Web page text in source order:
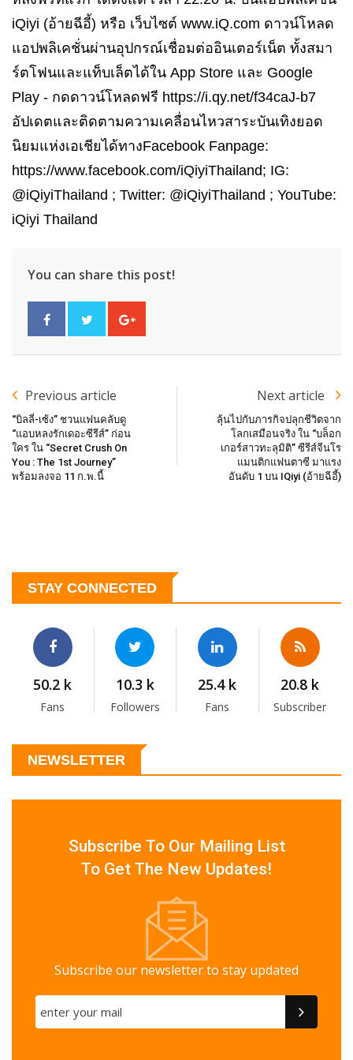
iQiyi (อ้ายฉีอี้) หรือ เว็บไซต์ www.iQ.com ดาวน์โหลด
แอปพลิเคชั่นผ่านอุปกรณ์เชื่อมต่ออินเตอร์เน็ต ทั้งสมา
ร์ตโฟนและแท็บเล็ตได้ใน App Store และ Google
Play - กดดาวน์โหลดฟรี https://i.qy.net/f34caJ-b7
อัปเดตและติดตามความเคลื่อนไหวสาระบันเทิงยอด
นิยมแห่งเอเชียได้ทางFacebook Fanpage:
https://www.facebook.com/iQiyiThailand; IG:
@iQiyiThailand ; Twitter: @iQiyiThailand ; YouTube:
iQiyi Thailand
You can share this post!
Previous article
“บิลลี่-เซ้ง” ชวนแฟนคลับดู
“แอบหลงรักเดอะซีรีส์” ก่อน
ใคร ใน “Secret Crush On
You : The 1st Journey”
พร้อมลงจอ 11 ก.พ.นี้
Next article
ลุ้นไปกับภารกิจปลุกชีวิตจาก
โลกเสมือนจริง ใน “บล็อก
เกอร์สาวทะลุมิติ” ซีรีส์จีนโร
แมนติกแฟนตาซี มาแรง
อันดับ 1 บน IQiyi (อ้ายฉีอี้)
STAY CONNECTED
50.2 k
Fans
10.3 k
Followers
25.4 k
Fans
20.8 k
Subscriber
NEWSLETTER
Subscribe To Our Mailing List
To Get The New Updates!
Subscribe our newsletter to stay updated